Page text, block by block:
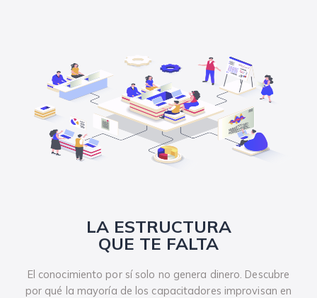
LA ESTRUCTURA
QUE TE FALTA
El conocimiento por sí solo no genera dinero. Descubre
por qué la mayoría de los capacitadores improvisan en